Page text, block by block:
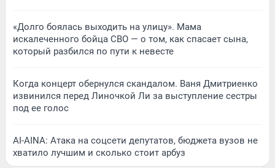
«Долго боялась выходить на улицу». Мама
искалеченного бойца СВО — о том, как спасает сына,
который разбился по пути к невесте
Когда концерт обернулся скандалом. Ваня Дмитриенко
извинился перед Линочкой Ли за выступление сестры
под ее голос
AI-AINA: Атака на соцсети депутатов, бюджета вузов не
хватило лучшим и сколько стоит арбуз